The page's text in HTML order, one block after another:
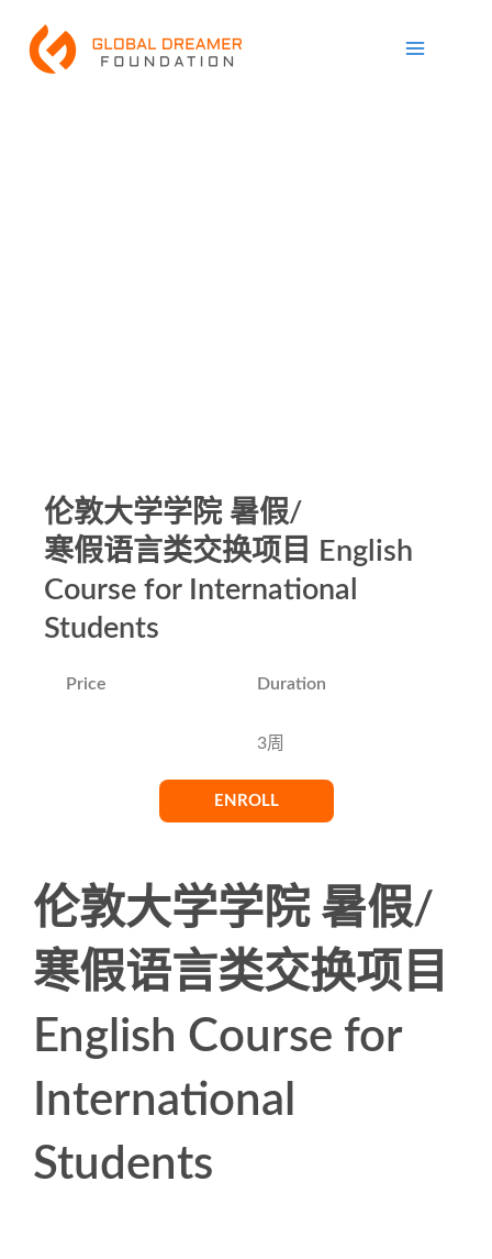
Menu
伦敦大学学院 暑假/
寒假语言类交换项目 English
Course for International
Students
Price Duration
3周
ENROLL
伦敦大学学院 暑假/
寒假语言类交换项目
English Course for
International
Students